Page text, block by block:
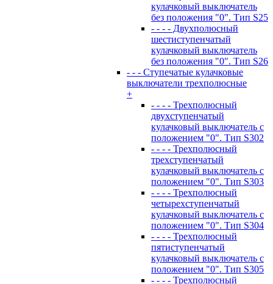
кулачковый выключатель
без положения "0". Тип S25
- - - - Двухполюсный
шестиступенчатый
кулачковый выключатель
без положения "0". Тип S26
- - - Ступечатые кулачковые
выключатели трехполюсные
+
- - - - Трехполюсный
двухступенчатый
кулачковый выключатель с
положением "0". Тип S302
- - - - Трехполюсный
трехступенчатый
кулачковый выключатель с
положением "0". Тип S303
- - - - Трехполюсный
четырехступенчатый
кулачковый выключатель с
положением "0". Тип S304
- - - - Трехполюсный
пятиступенчатый
кулачковый выключатель с
положением "0". Тип S305
- - - - Трехполюсный